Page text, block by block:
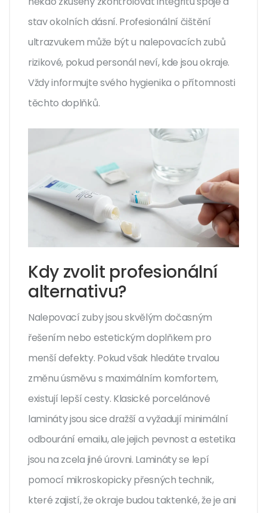
stav okolních dásní. Profesionální čištění
ultrazvukem může být u nalepovacích zubů
rizikové, pokud personál neví, kde jsou okraje.
Vždy informujte svého hygienika o přítomnosti
těchto doplňků.
Kdy zvolit profesionální
alternativu?
Nalepovací zuby jsou skvělým dočasným
řešením nebo estetickým doplňkem pro
menší defekty. Pokud však hledáte trvalou
změnu úsměvu s maximálním komfortem,
existují lepší cesty. Klasické porcelánové
laminátyjsou sice dražší a vyžadují minimální
odbourání emailu, ale jejich pevnost a estetika
jsou na zcela jiné úrovni. Lamináty se lepí
pomocí mikroskopicky přesných technik,
které zajistí, že okraje budou taktenké, že je ani